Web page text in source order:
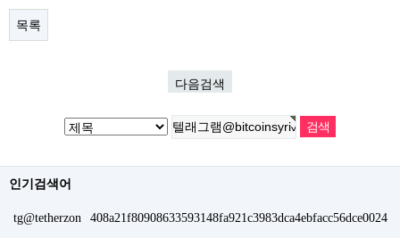
목록
다음검색
인기검색어
tg@tetherzon 408a21f80908633593148fa921c3983dca4ebfacc56dce0024